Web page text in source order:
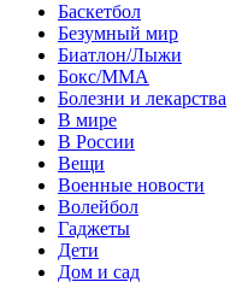
Баскетбол
Безумный мир
Биатлон/Лыжи
Бокс/MMA
Болезни и лекарства
В мире
В России
Вещи
Военные новости
Волейбол
Гаджеты
Дети
Дом и сад